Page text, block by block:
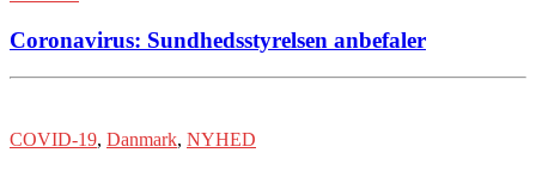
Coronavirus: Sundhedsstyrelsen anbefaler
COVID-19, Danmark, NYHED